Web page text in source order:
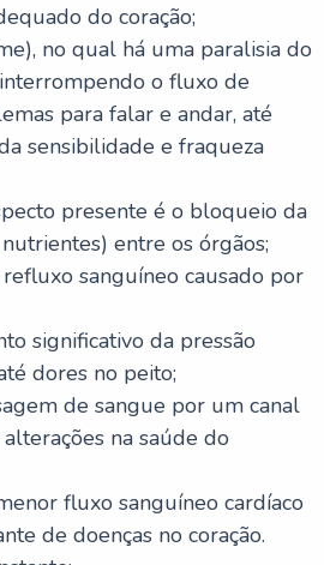
do coração;
no qual há uma paralisia do
o fluxo de
para falar e andar, até
sensibilidade e fraqueza
presente é o bloqueio da
entre os órgãos;
sanguíneo causado por
significativo da pressão
dores no peito;
de sangue por um canal
na saúde do
fluxo sanguíneo cardíaco
de doenças no coração.